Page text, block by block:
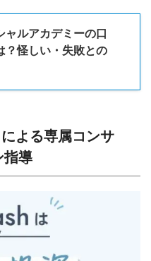
ャルアカデミーの口
？怪しい・失敗との
よる専属コンサ
指導